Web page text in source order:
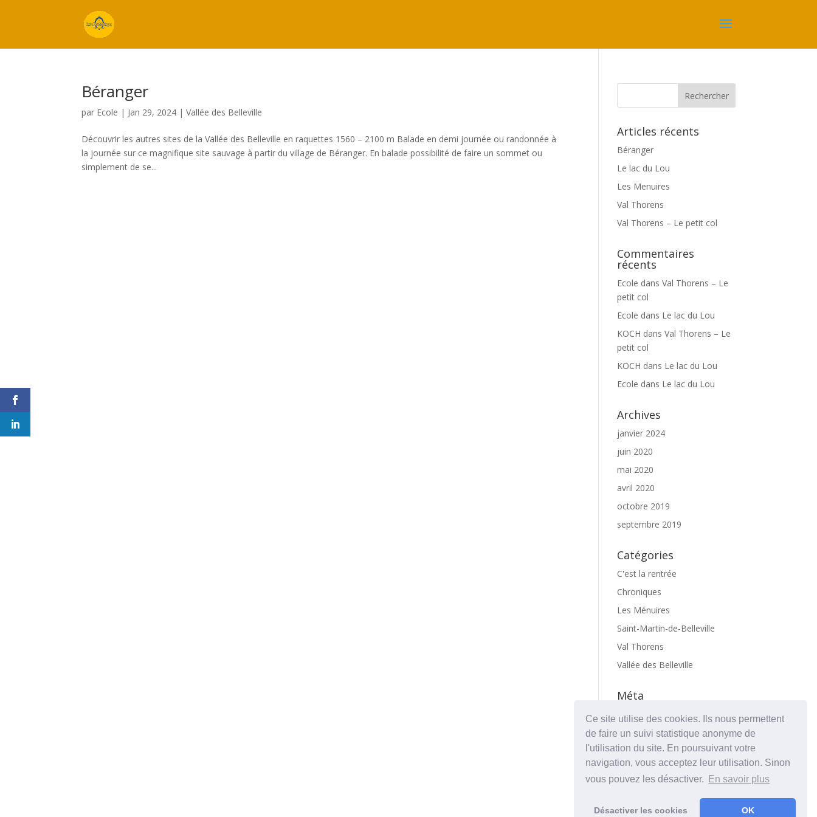
Ce site utilise des cookies. Ils nous permettent
de faire un suivi statistique anonyme de
l'utilisation du site. En poursuivant votre
navigation, vous acceptez leur utilisation. Sinon
vous pouvez les désactiver.
En savoir plus
Désactiver les cookies OK
Béranger
par Ecole | Jan 29, 2024 |Vallée des Belleville
Découvrir les autres sites de la Vallée des Belleville en raquettes 1560 – 2100 m Balade en demi journée ou randonnée à
la journée sur ce magnifique site sauvage à partir du village de Béranger. En balade possibilité de faire un sommet ou
simplement de se...
Articles récents
Béranger
Le lac du Lou
Les Menuires
Val Thorens
Val Thorens – Le petit col
Commentaires
récents
Ecole dansVal Thorens – Le
petit col
Ecole dans Le lac du Lou
KOCH dansVal Thorens – Le
petit col
KOCH dans Le lac du Lou
Ecole dans Le lac du Lou
Archives
janvier 2024
juin 2020
mai 2020
avril 2020
octobre 2019
septembre 2019
Catégories
C'est la rentrée
Chroniques
Les Ménuires
Saint-Martin-de-Belleville
Val Thorens
Vallée des Belleville
Méta
Connexion
Flux des publications
Flux des commentaires
Site de WordPress-FR